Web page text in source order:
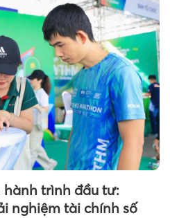
hành trình đầu tư:
nghiệm tài chính số